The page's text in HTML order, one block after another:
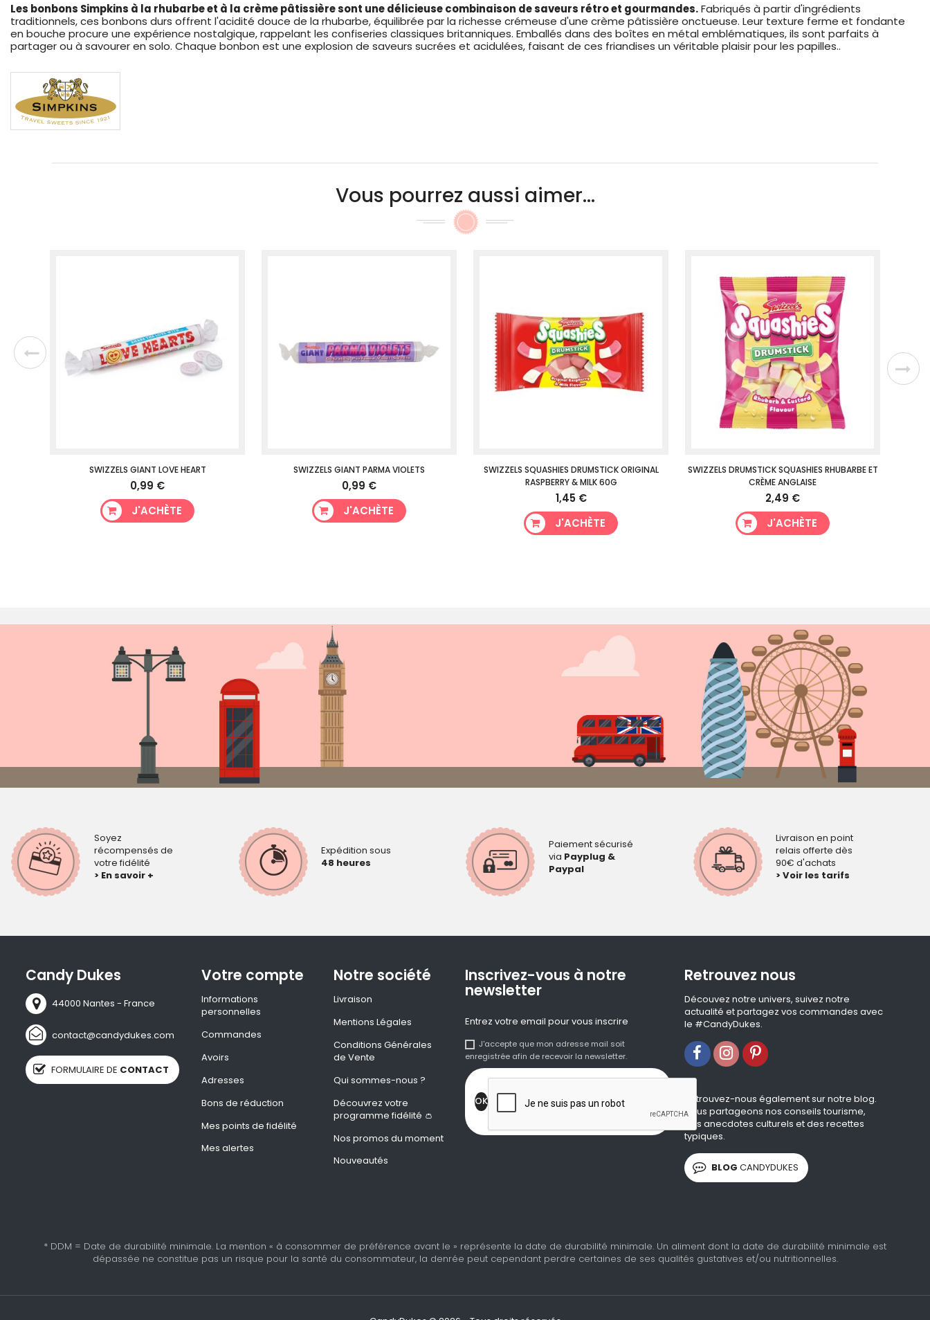
Les bonbons Simpkins à la rhubarbe et à la crème pâtissière sont une délicieuse combinaison de saveurs rétro et gourmandes.Fabriqués à partir d'ingrédients
traditionnels, ces bonbons durs offrent l'acidité douce de la rhubarbe, équilibrée par la richesse crémeuse d'une crème pâtissière onctueuse. Leur texture ferme et fondante
en bouche procure une expérience nostalgique, rappelant les confiseries classiques britanniques. Emballés dans des boîtes en métal emblématiques, ils sont parfaits à
partager ou à savourer en solo. Chaque bonbon est une explosion de saveurs sucrées et acidulées, faisant de ces friandises un véritable plaisir pour les papilles..
Vous pourrez aussi aimer...
SWIZZELS GIANT LOVE HEART
0,99 €
J'ACHÈTE
SWIZZELS GIANT PARMA VIOLETS
0,99 €
J'ACHÈTE
SWIZZELS SQUASHIES DRUMSTICK ORIGINAL
RASPBERRY & MILK 60G
1,45 €
J'ACHÈTE
SWIZZELS DRUMSTICK SQUASHIES RHUBARBE ET
CRÈME ANGLAISE
2,49 €
J'ACHÈTE
Soyez
récompensés de
votre fidélité
> En savoir +
Expédition sous
48 heures
Paiement sécurisé
via Payplug &
Paypal
Livraison en point
relais offerte dès
90€ d'achats
> Voir les tarifs
Candy Dukes
44000 Nantes - France
contact@candydukes.com
FORMULAIRE DE CONTACT
Votre compte
Informations
personnelles
Commandes
Avoirs
Adresses
Bons de réduction
Mes points de fidélité
Mes alertes
Notre société
Livraison
Mentions Légales
Conditions Générales
de Vente
Qui sommes-nous ?
Découvrez votre
programme fidélité 👛
Nos promos du moment
Nouveautés
Inscrivez-vous à notre
newsletter
Entrez votre email pour vous inscrire
J'accepte que mon adresse mail soit
enregistrée afin de recevoir la newsletter.
Retrouvez nous
Découvez notre univers, suivez notre
actualité et partagez vos commandes avec
le #CandyDukes.
Retrouvez-nous également sur notre blog.
Nous partageons nos conseils tourisme,
des anecdotes culturels et des recettes
typiques.
BLOG CANDYDUKES
* DDM = Date de durabilité minimale. La mention « à consommer de préférence avant le » représente la date de durabilité minimale. Un aliment dont la date de durabilité minimale est
dépassée ne constitue pas un risque pour la santé du consommateur, la denrée peut cependant perdre certaines de ses qualités gustatives et/ou nutritionnelles.